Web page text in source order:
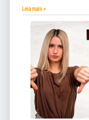
Leia mais »